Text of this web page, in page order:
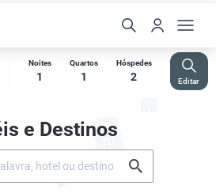
Noites
1
Quartos
1
Hóspedes
2 Editar
e Destinos